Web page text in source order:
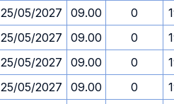
25/05/2027 09.00 0
25/05/2027 09.00 0
25/05/2027 09.00 0
25/05/2027 09.00 0